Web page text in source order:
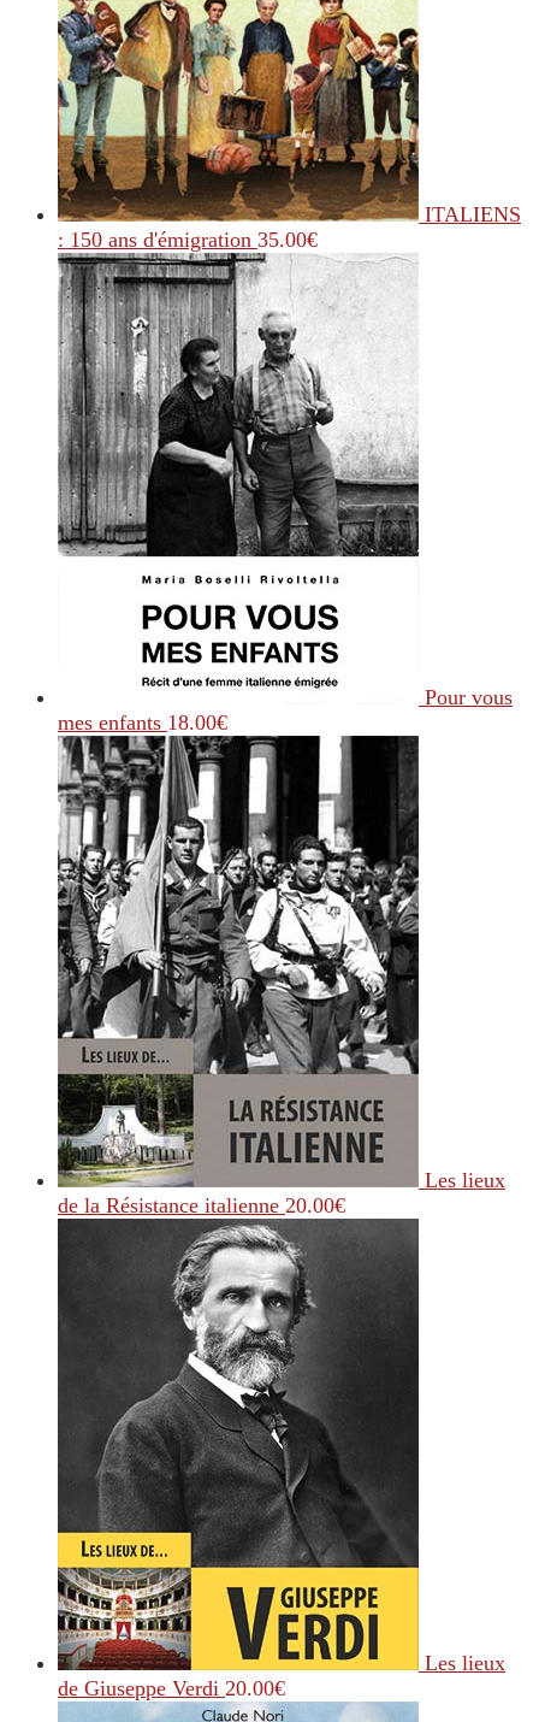
ITALIENS
: 150 ans d'émigration 35.00€
Pour vous
mes enfants 18.00€
Les lieux
de la Résistance italienne 20.00€
Les lieux
de Giuseppe Verdi 20.00€